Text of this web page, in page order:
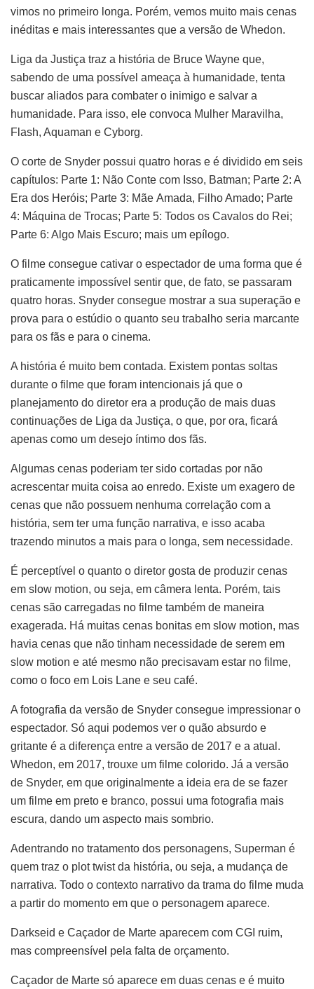
vimos no primeiro longa. Porém, vemos muito mais cenas
inéditas e mais interessantes que a versão de Whedon.
Liga da Justiça traz a história de Bruce Wayne que,
sabendo de uma possível ameaça à humanidade, tenta
buscar aliados para combater o inimigo e salvar a
humanidade. Para isso, ele convoca Mulher Maravilha,
Flash, Aquaman e Cyborg.
O corte de Snyder possui quatro horas e é dividido em seis
capítulos: Parte 1: Não Conte com Isso, Batman; Parte 2: A
Era dos Heróis; Parte 3: Mãe Amada, Filho Amado; Parte
4: Máquina de Trocas; Parte 5: Todos os Cavalos do Rei;
Parte 6: Algo Mais Escuro; mais um epílogo.
O filme consegue cativar o espectador de uma forma que é
praticamente impossível sentir que, de fato, se passaram
quatro horas. Snyder consegue mostrar a sua superação e
prova para o estúdio o quanto seu trabalho seria marcante
para os fãs e para o cinema.
A história é muito bem contada. Existem pontas soltas
durante o filme que foram intencionais já que o
planejamento do diretor era a produção de mais duas
continuações de Liga da Justiça, o que, por ora, ficará
apenas como um desejo íntimo dos fãs.
Algumas cenas poderiam ter sido cortadas por não
acrescentar muita coisa ao enredo. Existe um exagero de
cenas que não possuem nenhuma correlação com a
história, sem ter uma função narrativa, e isso acaba
trazendo minutos a mais para o longa, sem necessidade.
É perceptível o quanto o diretor gosta de produzir cenas
em slow motion, ou seja, em câmera lenta. Porém, tais
cenas são carregadas no filme também de maneira
exagerada. Há muitas cenas bonitas em slow motion, mas
havia cenas que não tinham necessidade de serem em
slow motion e até mesmo não precisavam estar no filme,
como o foco em Lois Lane e seu café.
A fotografia da versão de Snyder consegue impressionar o
espectador. Só aqui podemos ver o quão absurdo e
gritante é a diferença entre a versão de 2017 e a atual.
Whedon, em 2017, trouxe um filme colorido. Já a versão
de Snyder, em que originalmente a ideia era de se fazer
um filme em preto e branco, possui uma fotografia mais
escura, dando um aspecto mais sombrio.
Adentrando no tratamento dos personagens, Superman é
quem traz o plot twist da história, ou seja, a mudança de
narrativa. Todo o contexto narrativo da trama do filme muda
a partir do momento em que o personagem aparece.
Darkseid e Caçador de Marte aparecem com CGI ruim,
mas compreensível pela falta de orçamento.
Caçador de Marte só aparece em duas cenas e é muito